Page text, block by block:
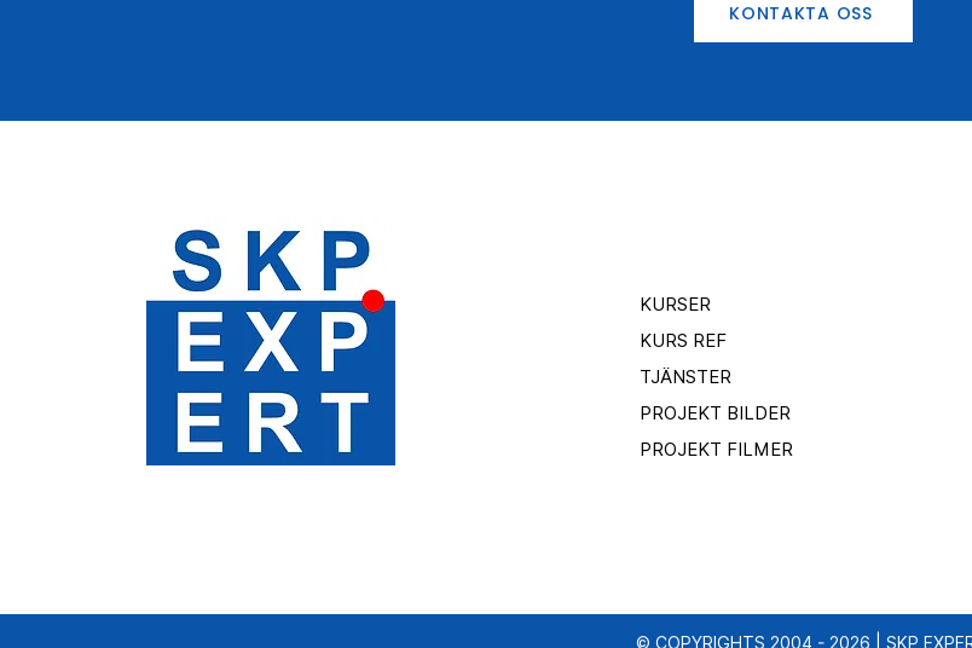
KONTAKTA OSS
KURSER
KURS REF
TJÄNSTER
PROJEKT BILDER
PROJEKT FILMER
© COPYRIGHTS 2004 - 2026 | SKP